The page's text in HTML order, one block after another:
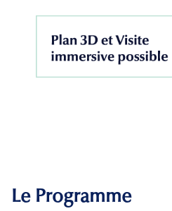
Le Programme